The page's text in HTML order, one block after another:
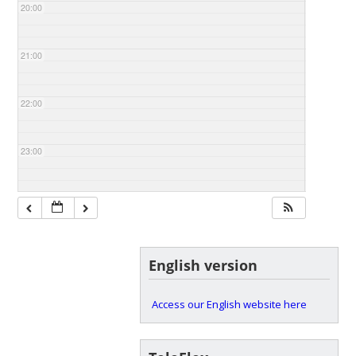
20:00
21:00
22:00
23:00
English version
Access our English website here